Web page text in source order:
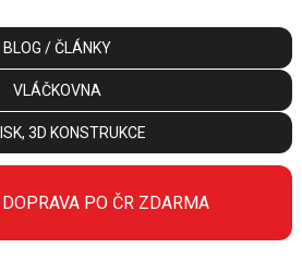
BLOG / ČLÁNKY
VLÁČKOVNA
3D KONSTRUKCE
PO ČR ZDARMA